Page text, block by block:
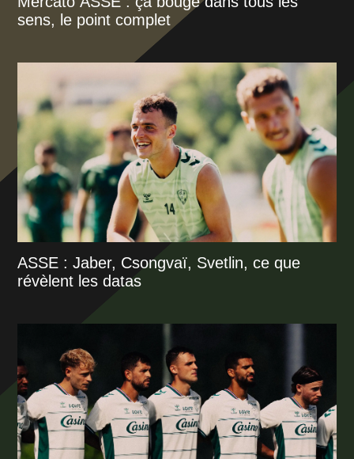
sens, le point complet
ASSE : Jaber, Csongvaï, Svetlin, ce que
révèlent les datas